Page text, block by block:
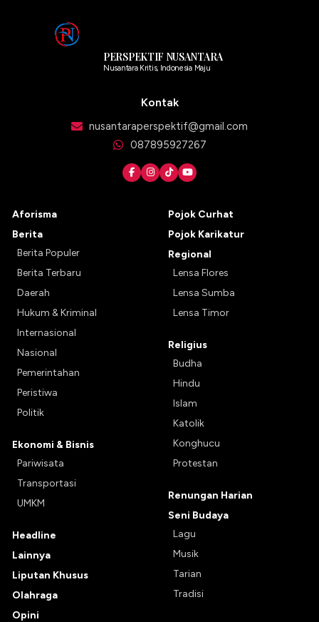
PERSPEKTIF NUSANTARA
Nusantara Kritis, Indonesia Maju
Kontak
nusantaraperspektif@gmail.com
087895927267
Aforisma
Berita
Berita Populer
Berita Terbaru
Daerah
Hukum & Kriminal
Internasional
Nasional
Pemerintahan
Peristiwa
Politik
Ekonomi & Bisnis
Pariwisata
Transportasi
UMKM
Headline
Lainnya
Liputan Khusus
Olahraga
Opini
Pojok Curhat
Pojok Karikatur
Regional
Lensa Flores
Lensa Sumba
Lensa Timor
Religius
Budha
Hindu
Islam
Katolik
Konghucu
Protestan
Renungan Harian
Seni Budaya
Lagu
Musik
Tarian
Tradisi